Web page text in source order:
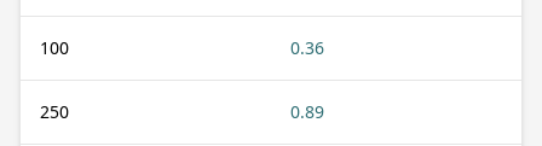
100 0.36
250 0.89